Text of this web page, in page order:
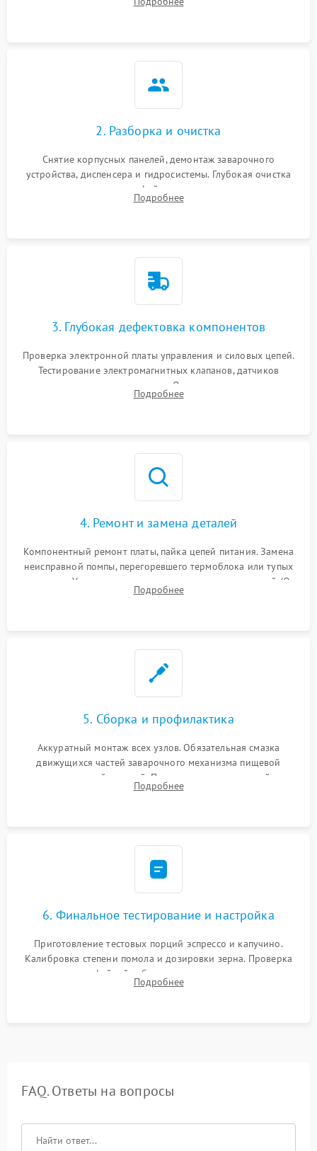
Измерение температуры и давления воды для выявления
2. Разборка и очистка
Снятие корпусных панелей, демонтаж заварочного
устройства, диспенсера и гидросистемы. Глубокая очистка
внутренних узлов от кофейных масел, жмыха и накипи.
Промывка дренажных каналов и фильтров с использованием
Подробнее
3. Глубокая дефектовка компонентов
Проверка электронной платы управления и силовых цепей.
Тестирование электромагнитных клапанов, датчиков
температуры и расходомера. Оценка степени износа
жерновов кофемолки, уплотнительных колец гидросистемы
Подробнее
4. Ремонт и замена деталей
Компонентный ремонт платы, пайка цепей питания. Замена
неисправной помпы, перегоревшего термоблока или тупых
жерновов. Установка новых силиконовых уплотнителей (O-
ring) и тефлоновых трубок для надежного устранения
Подробнее
5. Сборка и профилактика
Аккуратный монтаж всех узлов. Обязательная смазка
движущихся частей заварочного механизма пищевой
силиконовой смазкой. Проведение программной
декальцинации и очистки системы от кофейных масел.
Подробнее
6. Финальное тестирование и настройка
Приготовление тестовых порций эспрессо и капучино.
Калибровка степени помола и дозировки зерна. Проверка
плотности кофейной таблетки, температуры напитка и
качества молочной пены. Контроль отсутствия посторонних
Подробнее
FAQ. Ответы на вопросы